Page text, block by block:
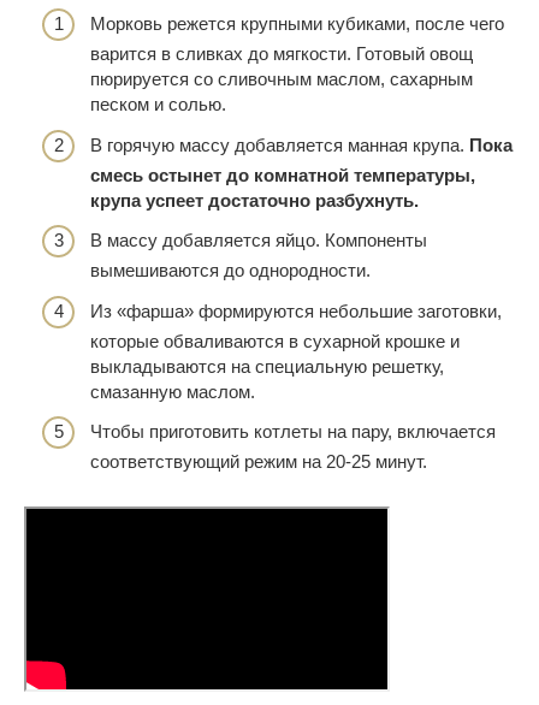
Морковь режется крупными кубиками, после чего
варится в сливках до мягкости. Готовый овощ
пюрируется со сливочным маслом, сахарным
песком и солью.
В горячую массу добавляется манная крупа. Пока
смесь остынет до комнатной температуры,
крупа успеет достаточно разбухнуть.
В массу добавляется яйцо. Компоненты
вымешиваются до однородности.
Из «фарша» формируются небольшие заготовки,
которые обваливаются в сухарной крошке и
выкладываются на специальную решетку,
смазанную маслом.
Чтобы приготовить котлеты на пару, включается
соответствующий режим на 20-25 минут.